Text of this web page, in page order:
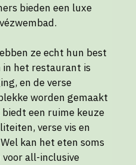
bieden een luxe
ze echt hun best
in het restaurant is
en de verse
worden gemaakt
een ruime keuze
verse vis en
kan het eten soms
all-inclusive